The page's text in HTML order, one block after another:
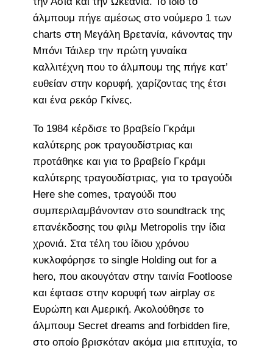
άλμπουμ πήγε αμέσως στο νούμερο 1 των
charts στη Μεγάλη Βρετανία, κάνοντας την
Μπόνι Τάιλερ την πρώτη γυναίκα
καλλιτέχνη που το άλμπουμ της πήγε κατ’
ευθείαν στην κορυφή, χαρίζοντας της έτσι
και ένα ρεκόρ Γκίνες.
Το 1984 κέρδισε το βραβείο Γκράμι
καλύτερης ροκ τραγουδίστριας και
προτάθηκε και για το βραβείο Γκράμι
καλύτερης τραγουδίστριας, για το τραγούδι
Here she comes, τραγούδι που
συμπεριλαμβάνονταν στο soundtrack της
επανέκδοσης του φιλμ Metropolis την ίδια
χρονιά. Στα τέλη του ίδιου χρόνου
κυκλοφόρησε το single Holding out for a
hero, που ακουγόταν στην ταινία Footloose
και έφτασε στην κορυφή των airplay σε
Ευρώπη και Αμερική. Ακολούθησε το
άλμπουμ Secret dreams and forbidden fire,
στο οποίο βρισκόταν ακόμα μια επιτυχία, το